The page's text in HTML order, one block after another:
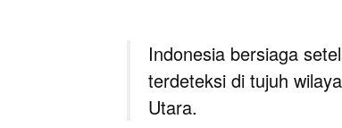
Indonesia bersiaga
terdeteksi di tujuh
Utara.